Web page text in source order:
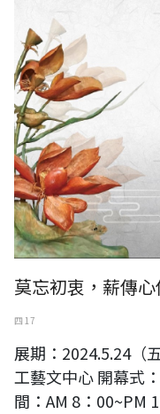
莫忘初衷，薪傳
四 17
展期：2024.5.24（
工藝文中心 開幕式
間：AM 8：00~PM